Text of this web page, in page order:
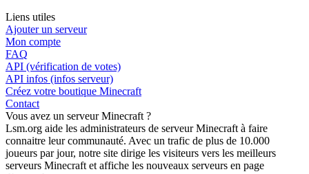
Liens utiles
Ajouter un serveur
Mon compte
FAQ
API (vérification de votes)
API infos (infos serveur)
Créez votre boutique Minecraft
Contact
Vous avez un serveur Minecraft ?
Lsm.org aide les administrateurs de serveur Minecraft à faire
connaitre leur communauté. Avec un trafic de plus de 10.000
joueurs par jour, notre site dirige les visiteurs vers les meilleurs
serveurs Minecraft et affiche les nouveaux serveurs en page